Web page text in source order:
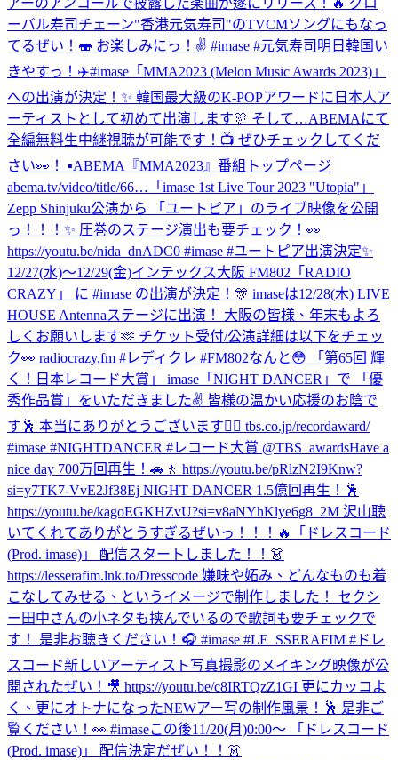
ーバル寿司チェーン"香港元気寿司"のTVCMソングにもなっ
てるぜい！🍣 お楽しみにっ！✌️ #imase #元気寿司 明日韓国い
きやすっ！✈️#imase「MMA2023 (Melon Music Awards 2023)」
への出演が決定！✨ 韓国最大級のK-POPアワードに日本人ア
ーティストとして初めて出演します🎊 そして…ABEMAにて
全編無料生中継視聴が可能です！📺 ぜひチェックしてくだ
さい👀！ ▪︎ABEMA『MMA2023』番組トップページ
abema.tv/video/title/66… 「imase 1st Live Tour 2023 "Utopia"」
Zepp Shinjuku公演から 「ユートピア」のライブ映像を公開
っ！！！✨ 圧巻のステージ演出も要チェック！👀
https://youtu.be/nida_dnADC0 #imase #ユートピア出演決定✨
12/27(水)〜12/29(金)インテックス大阪 FM802「RADIO
CRAZY」 に #imase の出演が決定！🎊 imaseは12/28(木) LIVE
HOUSE Antennaステージに出演！ 大阪の皆様、年末もよろ
しくお願いします🫶 チケット受付/公演詳細は以下をチェッ
ク👀 radiocrazy.fm #レディクレ #FM802なんと😳 「第65回 輝
く！日本レコード大賞」 imase「NIGHT DANCER」で 「優
秀作品賞」をいただきました✌️ 皆様の温かい応援のお陰で
す🕺 本当にありがとうございます❤️‍🔥 tbs.co.jp/recordaward/
#imase #NIGHTDANCER #レコード大賞 @TBS_awardsHave a
nice day 700万回再生！🚗🚶 https://youtu.be/pRlzN2I9Knw?
si=y7TK7-VvE2Jf38Ej NIGHT DANCER 1.5億回再生！🕺
https://youtu.be/kagoEGKHZvU?si=v8aNYhKlye6g8_2M 沢山聴
いてくれてありがとうすぎるぜいっ！！！🔥
「ドレスコード
(Prod. imase)」 配信スタートしました！！👗
https://lesserafim.lnk.to/Dresscode 嫌味や妬み、どんなものも着
こなしてみせる、というイメージで制作しました！ セクシ
ー田中さんの小ネタも挟んでいるので歌詞も要チェックで
す！ 是非お聴きください！🎧 #imase #LE_SSERAFIM #ドレ
スコード新しいアーティスト写真撮影のメイキング映像が公
開されたぜい！🎥 https://youtu.be/c8IRTQzZ1GI 更にカッコよ
く、更にオトナになったNEWアー写の制作風景！🕺 是非ご
覧ください！👀 #imaseこの後11/20(月)0:00〜 「ドレスコード
(Prod. imase)」 配信決定だぜい！！👗